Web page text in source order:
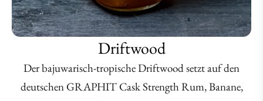
Driftwood
Der bajuwarisch-tropische Driftwood setzt auf den
deutschen GRAPHIT Cask Strength Rum, Banane,